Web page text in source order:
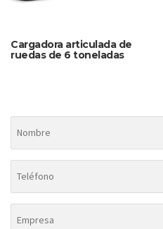
Cargadora articulada de
ruedas de 6 toneladas